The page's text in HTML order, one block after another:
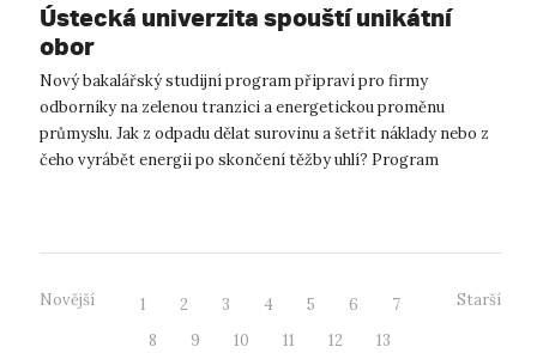
Ústecká univerzita spouští unikátní
obor
Nový bakalářský studijní program připraví pro firmy
odborníky na zelenou tranzici a energetickou proměnu
průmyslu. Jak z odpadu dělat surovinu a šetřit náklady nebo z
čeho vyrábět energii po skončení těžby uhlí? Program
Novější 1 2 3 4 5 6
7
8
9 10 11 12
13
Starší